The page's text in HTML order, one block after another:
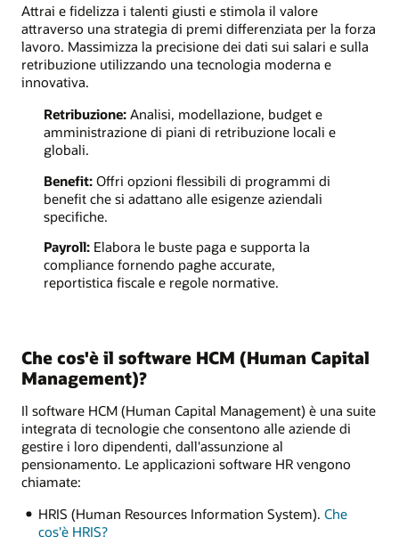
Attrai e fidelizza i talenti giusti e stimola il valore
attraverso una strategia di premi differenziata per la forza
lavoro. Massimizza la precisione dei dati sui salari e sulla
retribuzione utilizzando una tecnologia moderna e
innovativa.
Retribuzione: Analisi, modellazione, budget e
amministrazione di piani di retribuzione locali e
globali.
Benefit: Offri opzioni flessibili di programmi di
benefit che si adattano alle esigenze aziendali
specifiche.
Payroll: Elabora le buste paga e supporta la
compliance fornendo paghe accurate,
reportistica fiscale e regole normative.
Che cos'è il software HCM (Human Capital
Management)?
Il software HCM (Human Capital Management) è una suite
integrata di tecnologie che consentono alle aziende di
gestire i loro dipendenti, dall'assunzione al
pensionamento. Le applicazioni software HR vengono
chiamate:
HRIS (Human Resources Information System). Che
cos'è HRIS?